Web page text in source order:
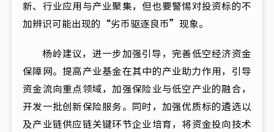
新、行业应用与产业聚集，但也要警惕对投资标的不
加辨识可能出现的“劣币驱逐良币”现象。
杨岭建议，进一步加强引导，完善低空经济资金
保障网。提高产业基金在其中的产业助力作用，引导
资金流向重点领域，加强保险业与低空产业的融合，
开发一批创新保险服务。同时，加强优质标的遴选以
及产业链供应链关键环节企业培育，将资金投向技术